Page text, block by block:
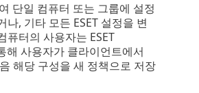
단일 컴퓨터 또는 그룹에 설정
나, 기타 모든 ESET 설정을 변
퓨터의 사용자는 ESET
해 사용자가 클라이언트에서
해당 구성을 새 정책으로 저장